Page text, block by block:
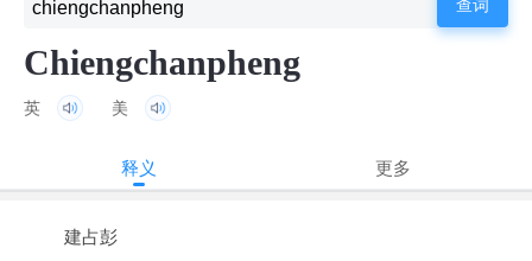
Chiengchanpheng
英 美
释义 更多
建占彭